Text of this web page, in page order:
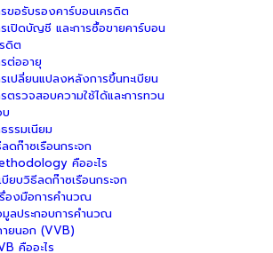
ขอรับรองคาร์บอนเครดิต
เปิดบัญชี และการซื้อขายคาร์บอน
ดิต
ต่ออายุ
เปลี่ยนแปลงหลังการขึ้นทะเบียน
ตรวจสอบความใช้ได้และการทวน
รรมเนียม
ดก๊าซเรือนกระจก
คืออะไร
บียบวิธีลดก๊าซเรือนกระจก
องมือการคำนวณ
ลประกอบการคำนวณ
ายนอก (VVB)
คืออะไร